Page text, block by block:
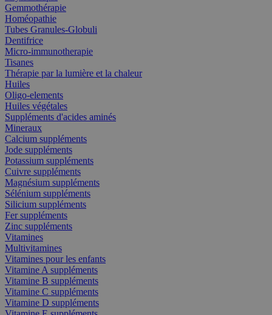
Gemmothérapie
Homéopathie
Tubes Granules-Globuli
Dentifrice
Micro-immunotherapie
Tisanes
Thérapie par la lumière et la chaleur
Huiles
Oligo-elements
Huiles végétales
Suppléments d'acides aminés
Mineraux
Calcium suppléments
Jode suppléments
Potassium suppléments
Cuivre suppléments
Magnésium suppléments
Sélénium suppléments
Silicium suppléments
Fer suppléments
Zinc suppléments
Vitamines
Multivitamines
Vitamines pour les enfants
Vitamine A suppléments
Vitamine B suppléments
Vitamine C suppléments
Vitamine D suppléments